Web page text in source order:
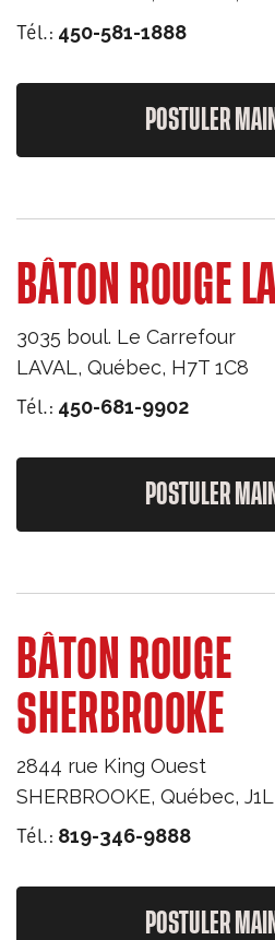
Tél.: 450-581-1888
POSTULER
BÂTON ROUGE
3035 boul. Le Carrefour
LAVAL, Québec, H7T 1C8
Tél.: 450-681-9902
POSTULER
BÂTON ROUGE
SHERBROOKE
2844 rue King Ouest
SHERBROOKE, Québec,
Tél.: 819-346-9888
POSTULER